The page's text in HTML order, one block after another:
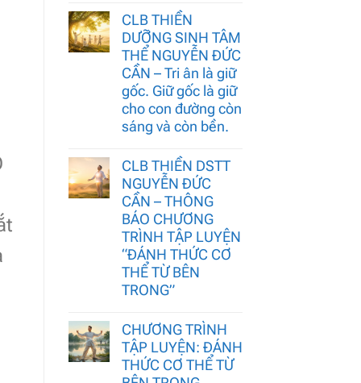
CLB THIỀN
DƯỠNG SINH TÂM
THỂ NGUYỄN ĐỨC
CẦN – Tri ân là giữ
gốc. Giữ gốc là giữ
cho con đường còn
sáng và còn bền.
CLB THIỀN DSTT
NGUYỄN ĐỨC
CẦN – THÔNG
BÁO CHƯƠNG
TRÌNH TẬP LUYỆN
“ĐÁNH THỨC CƠ
THỂ TỪ BÊN
TRONG”
CHƯƠNG TRÌNH
TẬP LUYỆN: ĐÁNH
THỨC CƠ THỂ TỪ